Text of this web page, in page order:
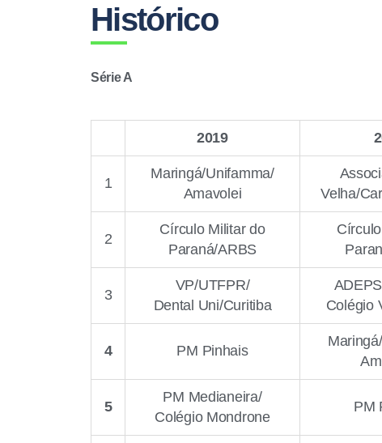
Histórico
Série A
2019
1
Maringá/Unifamma/
Amavolei
Velha/
2
Círculo Militar do
Paraná/ARBS
3
VP/UTFPR/
Dental Uni/Curitiba
Colégio
4 PM Pinhais
5
PM Medianeira/
Colégio Mondrone
PM